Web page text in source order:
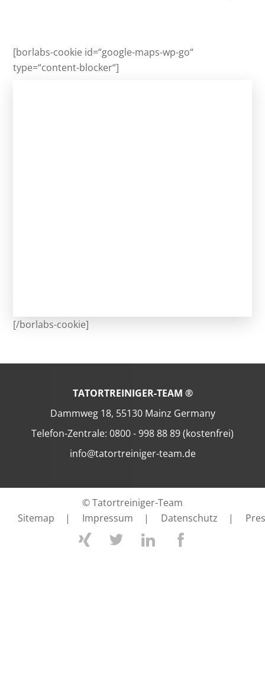
[borlabs-cookie id=“google-maps-wp-go“
type=“content-blocker“]
[/borlabs-cookie]
TATORTREINIGER-TEAM ®
Dammweg 18, 55130 Mainz Germany
Telefon-Zentrale: 0800 - 998 88 89 (kostenfrei)
info@tatortreiniger-team.de
© Tatortreiniger-Team
Sitemap
| Impressum | Datenschutz |